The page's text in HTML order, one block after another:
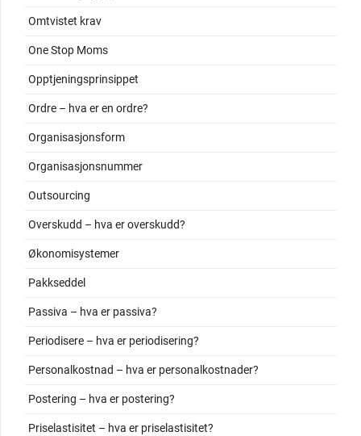
Omtvistet krav
One Stop Moms
Opptjeningsprinsippet
Ordre – hva er en ordre?
Organisasjonsform
Organisasjonsnummer
Outsourcing
Overskudd – hva er overskudd?
Økonomisystemer
Pakkseddel
Passiva – hva er passiva?
Periodisere – hva er periodisering?
Personalkostnad – hva er personalkostnader?
Postering – hva er postering?
Priselastisitet – hva er priselastisitet?